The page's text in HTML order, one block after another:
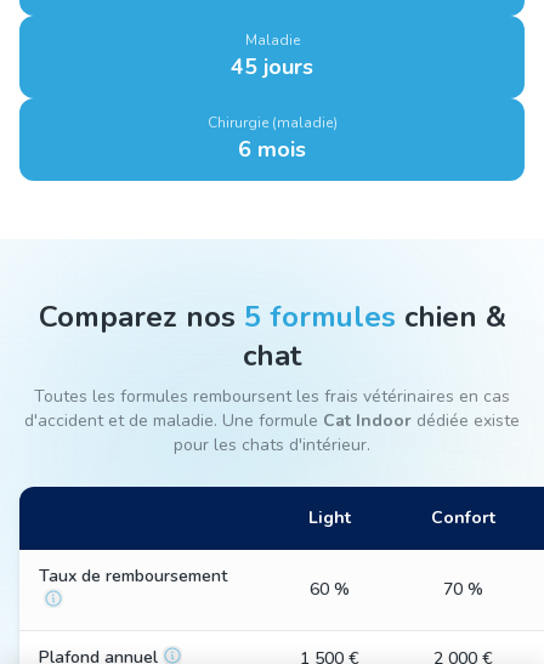
Maladie
45 jours
Chirurgie (maladie)
6 mois
Comparez nos 5 formules chien &
chat
Toutes les formules remboursent les frais vétérinaires en cas
d'accident et de maladie. Une formule Cat Indoor dédiée existe
pour les chats d'intérieur.
Light Confort
Taux de remboursement
60 % 70 %
Plafond annuel 1 500 € 2 000 €